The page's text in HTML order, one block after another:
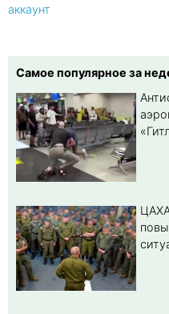
аккаунт
Самое популярное за